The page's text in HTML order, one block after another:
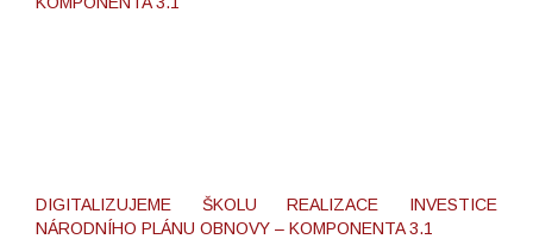
DIGITALIZUJEME ŠKOLU REALIZACE INVESTICE
NÁRODNÍHO PLÁNU OBNOVY – KOMPONENTA 3.1